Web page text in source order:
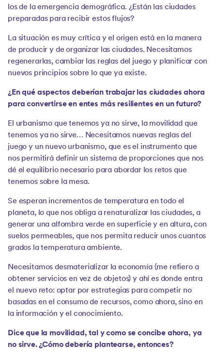
los de la emergencia demográfica. ¿Están las ciudades
preparadas para recibir estos flujos?
La situación es muy crítica y el origen está en la manera
de producir y de organizar las ciudades. Necesitamos
regenerarlas, cambiar las reglas del juego y planificar con
nuevos principios sobre lo que ya existe.
¿En qué aspectos deberían trabajar las ciudades ahora
para convertirse en entes más resilientes en un futuro?
El urbanismo que tenemos ya no sirve, la movilidad que
tenemos ya no sirve… Necesitamos nuevas reglas del
juego y un nuevo urbanismo, que es el instrumento que
nos permitirá definir un sistema de proporciones que nos
dé el equilibrio necesario para abordar los retos que
tenemos sobre la mesa.
Se esperan incrementos de temperatura en todo el
planeta, lo que nos obliga a renaturalizar las ciudades, a
generar una alfombra verde en superficie y en altura, con
suelos permeables, que nos permita reducir unos cuantos
grados la temperatura ambiente.
Necesitamos desmaterializar la economía (me refiero a
obtener servicios en vez de objetos) y ahí es donde entra
el nuevo reto: optar por estrategias para competir no
basadas en el consumo de recursos, como ahora, sino en
la información y el conocimiento.
Dice que la movilidad, tal y como se concibe ahora, ya
no sirve. ¿Cómo debería plantearse, entonces?